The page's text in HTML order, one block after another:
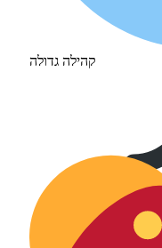
קהילה גדולה